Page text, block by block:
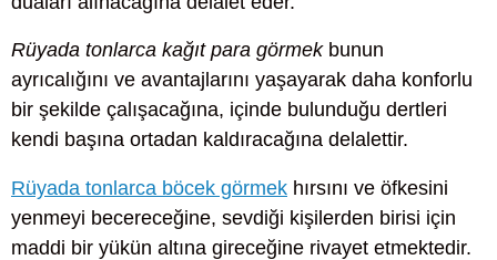
Rüyada tonlarca kağıt para görmekbunun
ayrıcalığını ve avantajlarını yaşayarak daha konforlu
bir şekilde çalışacağına, içinde bulunduğu dertleri
kendi başına ortadan kaldıracağına delalettir.
Rüyada tonlarca böcek görmek hırsını ve öfkesini
yenmeyi becereceğine, sevdiği kişilerden birisi için
maddi bir yükün altına gireceğine rivayet etmektedir.